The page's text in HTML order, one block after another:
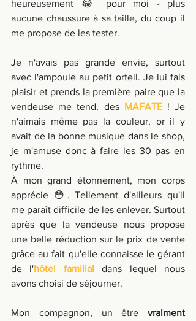
heureusement 😂 pour moi - plus
aucune chaussure à sa taille, du coup il
me propose de les tester.
Je n'avais pas grande envie, surtout
avec l'ampoule au petit orteil. Je lui fais
plaisir et prends la première paire que la
vendeuse me tend, des MAFATE ! Je
n'aimais même pas la couleur, or il y
avait de la bonne musique dans le shop,
je m'amuse donc à faire les 30 pas en
rythme.
À mon grand étonnement, mon corps
apprécie 😳. Tellement d'ailleurs qu'il
me paraît difficile de les enlever. Surtout
après que la vendeuse nous propose
une belle réduction sur le prix de vente
grâce au fait qu'elle connaisse le gérant
de l'hôtel familial dans lequel nous
avons choisi de séjourner.
Mon compagnon, un être vraiment